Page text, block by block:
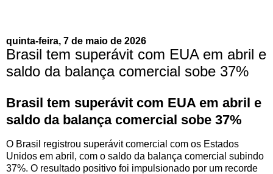
quinta-feira, 7 de maio de 2026
Brasil tem superávit com EUA em abril e
saldo da balança comercial sobe 37%
Brasil tem superávit com EUA em abril e
saldo da balança comercial sobe 37%
O Brasil registrou superávit comercial com os Estados
Unidos em abril, com o saldo da balança comercial subindo
37%. O resultado positivo foi impulsionado por um recorde